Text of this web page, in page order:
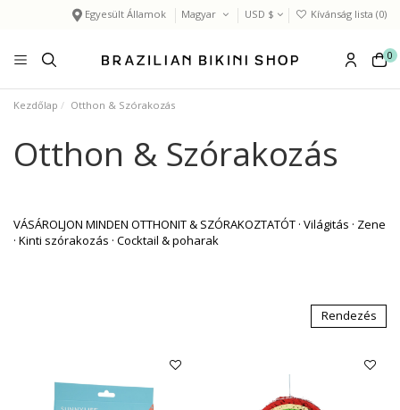
Egyesült Államok Magyar USD $ Kívánság lista (0)
0
Kezdőlap Otthon & Szórakozás
Otthon & Szórakozás
VÁSÁROLJON MINDEN OTTHONIT & SZÓRAKOZTATÓT · Világitás · Zene
· Kinti szórakozás · Cocktail & poharak
Rendezés